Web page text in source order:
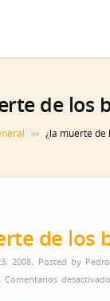
de los
>> ¿la muerte de
de los
2008, Posted by
Comentarios